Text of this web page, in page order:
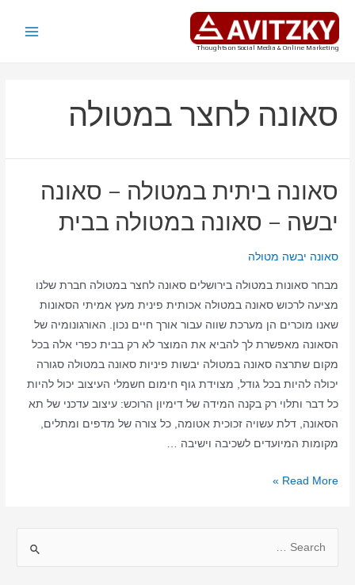
דילוג
לתוכן
Thoughts on Social Media & Online Marketing
סאונה לחצר במטולה
סאונה ביתית במטולה – סאונה
יבשה – סאונה במטולה בבית
סאונה יבשה מטולה
מבחר סאונות במטולה בירושלים סאונה לחצר במטולה חברת שלנו
מציעה לרכוש סאונה במטולה אכותית פינית מעץ אמיתי הסאונות
שאנו מוכרים הן מערכת שווה עבור אורך חיים נכון. האורגונומיה של
הסאונה מאפשרת לך להביא את המוצר לא רק בבית כפרי אלה בכל
מקום שתרצה סאונה במטולה יבשות פיניות סאונה במטולה סגורה
יכולה להיות בכל גודל, מצוידת גוף חימום חשמלי העיצוב יכול להיות
כל דבר ותלוי רק בקנה המידה של דימיון הרוכש: עיצוב עדכני של תא
הסאונה, דלת עשויה זכוכית אטומה, כל צורה של מדפים ומתלים,
מקומות המיועדים לשכיבה וישיבה …
סאונה
Read More »